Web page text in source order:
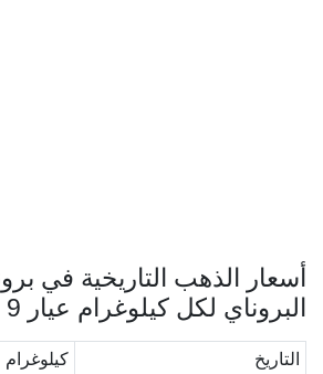
أسعار الذهب التاريخية في
البروناي لكل كيلوغرام عيار 9
التاريخ
كيلوغرام